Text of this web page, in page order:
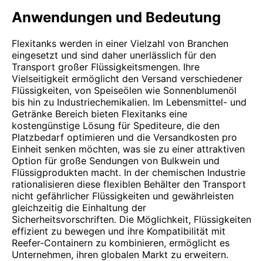
Anwendungen und Bedeutung
Flexitanks werden in einer Vielzahl von Branchen
eingesetzt und sind daher unerlässlich für den
Transport großer Flüssigkeitsmengen. Ihre
Vielseitigkeit ermöglicht den Versand verschiedener
Flüssigkeiten, von Speiseölen wie Sonnenblumenöl
bis hin zu Industriechemikalien. Im Lebensmittel- und
Getränke Bereich bieten Flexitanks eine
kostengünstige Lösung für Spediteure, die den
Platzbedarf optimieren und die Versandkosten pro
Einheit senken möchten, was sie zu einer attraktiven
Option für große Sendungen von Bulkwein und
Flüssigprodukten macht. In der chemischen Industrie
rationalisieren diese flexiblen Behälter den Transport
nicht gefährlicher Flüssigkeiten und gewährleisten
gleichzeitig die Einhaltung der
Sicherheitsvorschriften. Die Möglichkeit, Flüssigkeiten
effizient zu bewegen und ihre Kompatibilität mit
Reefer-Containern zu kombinieren, ermöglicht es
Unternehmen, ihren globalen Markt zu erweitern.